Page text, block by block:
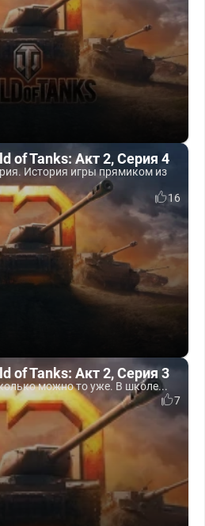
of Tanks: Акт 2, Серия 4
История игры прямиком из
16
of Tanks: Акт 2, Серия 3
можно то уже. В школе...
7